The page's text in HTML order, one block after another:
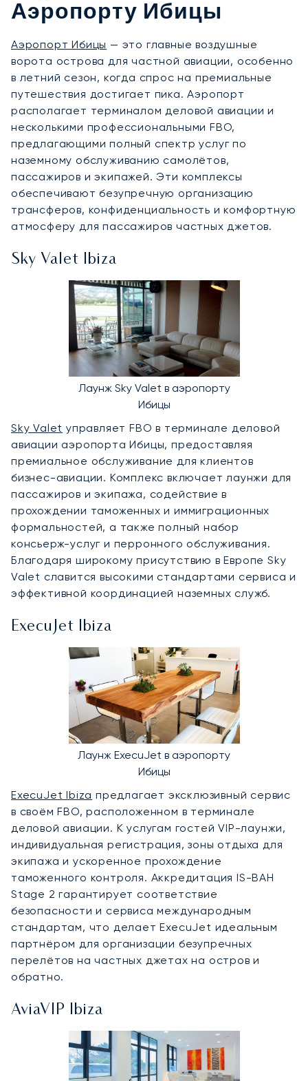
Аэропорту Ибицы
Аэропорт Ибицы — это главные воздушные
ворота острова для частной авиации, особенно
в летний сезон, когда спрос на премиальные
путешествия достигает пика. Аэропорт
располагает терминалом деловой авиации и
несколькими профессиональными FBO,
предлагающими полный спектр услуг по
наземному обслуживанию самолётов,
пассажиров и экипажей. Эти комплексы
обеспечивают безупречную организацию
трансферов, конфиденциальность и комфортную
атмосферу для пассажиров частных джетов.
Sky Valet Ibiza
Лаунж Sky Valet в аэропорту
Ибицы
Sky Valet управляет FBO в терминале деловой
авиации аэропорта Ибицы, предоставляя
премиальное обслуживание для клиентов
бизнес-авиации. Комплекс включает лаунжи для
пассажиров и экипажа, содействие в
прохождении таможенных и иммиграционных
формальностей, а также полный набор
консьерж-услуг и перронного обслуживания.
Благодаря широкому присутствию в Европе Sky
Valet славится высокими стандартами сервиса и
эффективной координацией наземных служб.
ExecuJet Ibiza
Лаунж ExecuJet в аэропорту
Ибицы
ExecuJet Ibiza предлагает эксклюзивный сервис
в своём FBO, расположенном в терминале
деловой авиации. К услугам гостей VIP-лаунжи,
индивидуальная регистрация, зоны отдыха для
экипажа и ускоренное прохождение
таможенного контроля. Аккредитация IS-BAH
Stage 2 гарантирует соответствие
безопасности и сервиса международным
стандартам, что делает ExecuJet идеальным
партнёром для организации безупречных
перелётов на частных джетах на остров и
обратно.
AviaVIP Ibiza